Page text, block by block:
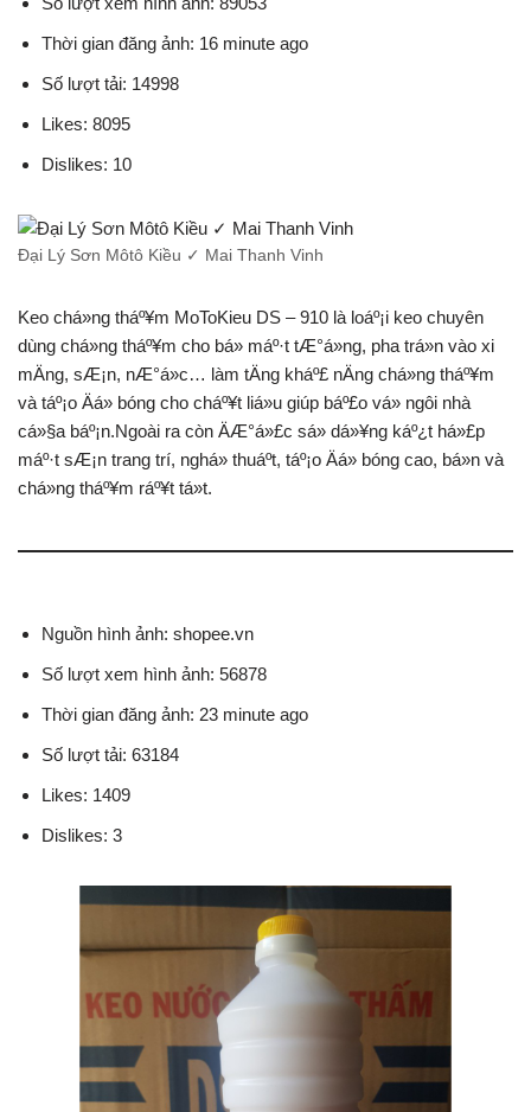
Thời gian đăng ảnh: 16 minute ago
Số lượt tải: 14998
Likes: 8095
Dislikes: 10
Đại Lý Sơn Môtô Kiều ✓ Mai Thanh Vinh
Keo chá»ng tháº¥m MoToKieu DS – 910 là loáº¡i keo chuyên
dùng chá»ng tháº¥m cho bá» máº·t tÆ°á»ng, pha trá»n vào xi
mÄng, sÆ¡n, nÆ°á»c… làm tÄng kháº£ nÄng chá»ng tháº¥m
và táº¡o Äá» bóng cho cháº¥t liá»u giúp báº£o vá» ngôi nhà
cá»§a báº¡n.Ngoài ra còn ÄÆ°á»£c sá»­ dá»¥ng káº¿t há»£p
máº·t sÆ¡n trang trí, nghá» thuáº­t, táº¡o Äá» bóng cao, bá»n và
chá»ng tháº¥m ráº¥t tá»t.
Nguồn hình ảnh: shopee.vn
Số lượt xem hình ảnh: 56878
Thời gian đăng ảnh: 23 minute ago
Số lượt tải: 63184
Likes: 1409
Dislikes: 3